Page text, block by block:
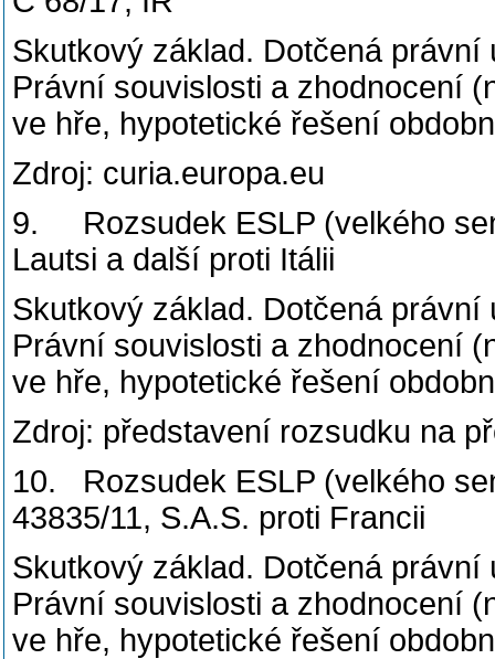
Skutkový základ. Dotčená
Právní souvislosti a zhodnocení
ve hře, hypotetické řešení
Zdroj: curia.europa.eu
9. Rozsudek ESLP (velkého
Lautsi a další proti Itálii
Skutkový základ. Dotčená
Právní souvislosti a zhodnocení
ve hře, hypotetické řešení
Zdroj: představení rozsudku na
10. Rozsudek ESLP (velkého
43835/11, S.A.S. proti Francii
Skutkový základ. Dotčená
Právní souvislosti a zhodnocení
ve hře, hypotetické řešení